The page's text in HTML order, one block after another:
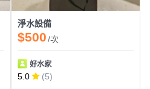
淨水設備
$500/次
好水家
5.0
(5)